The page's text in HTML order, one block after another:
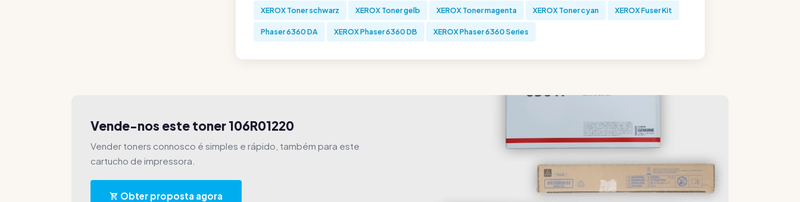
XEROX Toner schwarz XEROX Toner gelb XEROX Toner magenta XEROX Toner cyan XEROX Fuser Kit
Phaser 6360 DA XEROX Phaser 6360 DB XEROX Phaser 6360 Series
Vende-nos este toner 106R01220
Vender toners connosco é simples e rápido, também para este
cartucho de impressora.
Obter proposta agora